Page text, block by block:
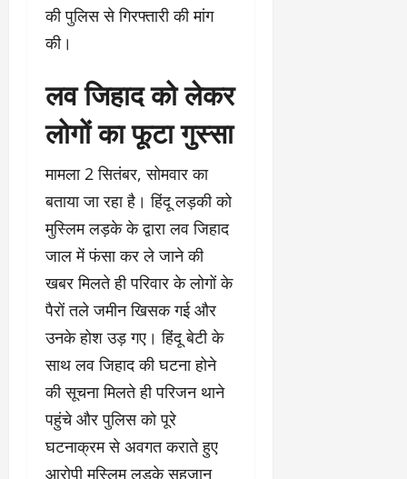
की पुलिस से गिरफ्तारी की मांग
की।
लव जिहाद को लेकर
लोगों का फूटा गुस्सा
मामला 2 सितंबर, सोमवार का
बताया जा रहा है। हिंदू लड़की को
मुस्लिम लड़के के द्वारा लव जिहाद
जाल में फंसा कर ले जाने की
खबर मिलते ही परिवार के लोगों के
पैरों तले जमीन खिसक गई और
उनके होश उड़ गए। हिंदू बेटी के
साथ लव जिहाद की घटना होने
की सूचना मिलते ही परिजन थाने
पहुंचे और पुलिस को पूरे
घटनाक्रम से अवगत कराते हुए
आरोपी मुस्लिम लड़के सहजान